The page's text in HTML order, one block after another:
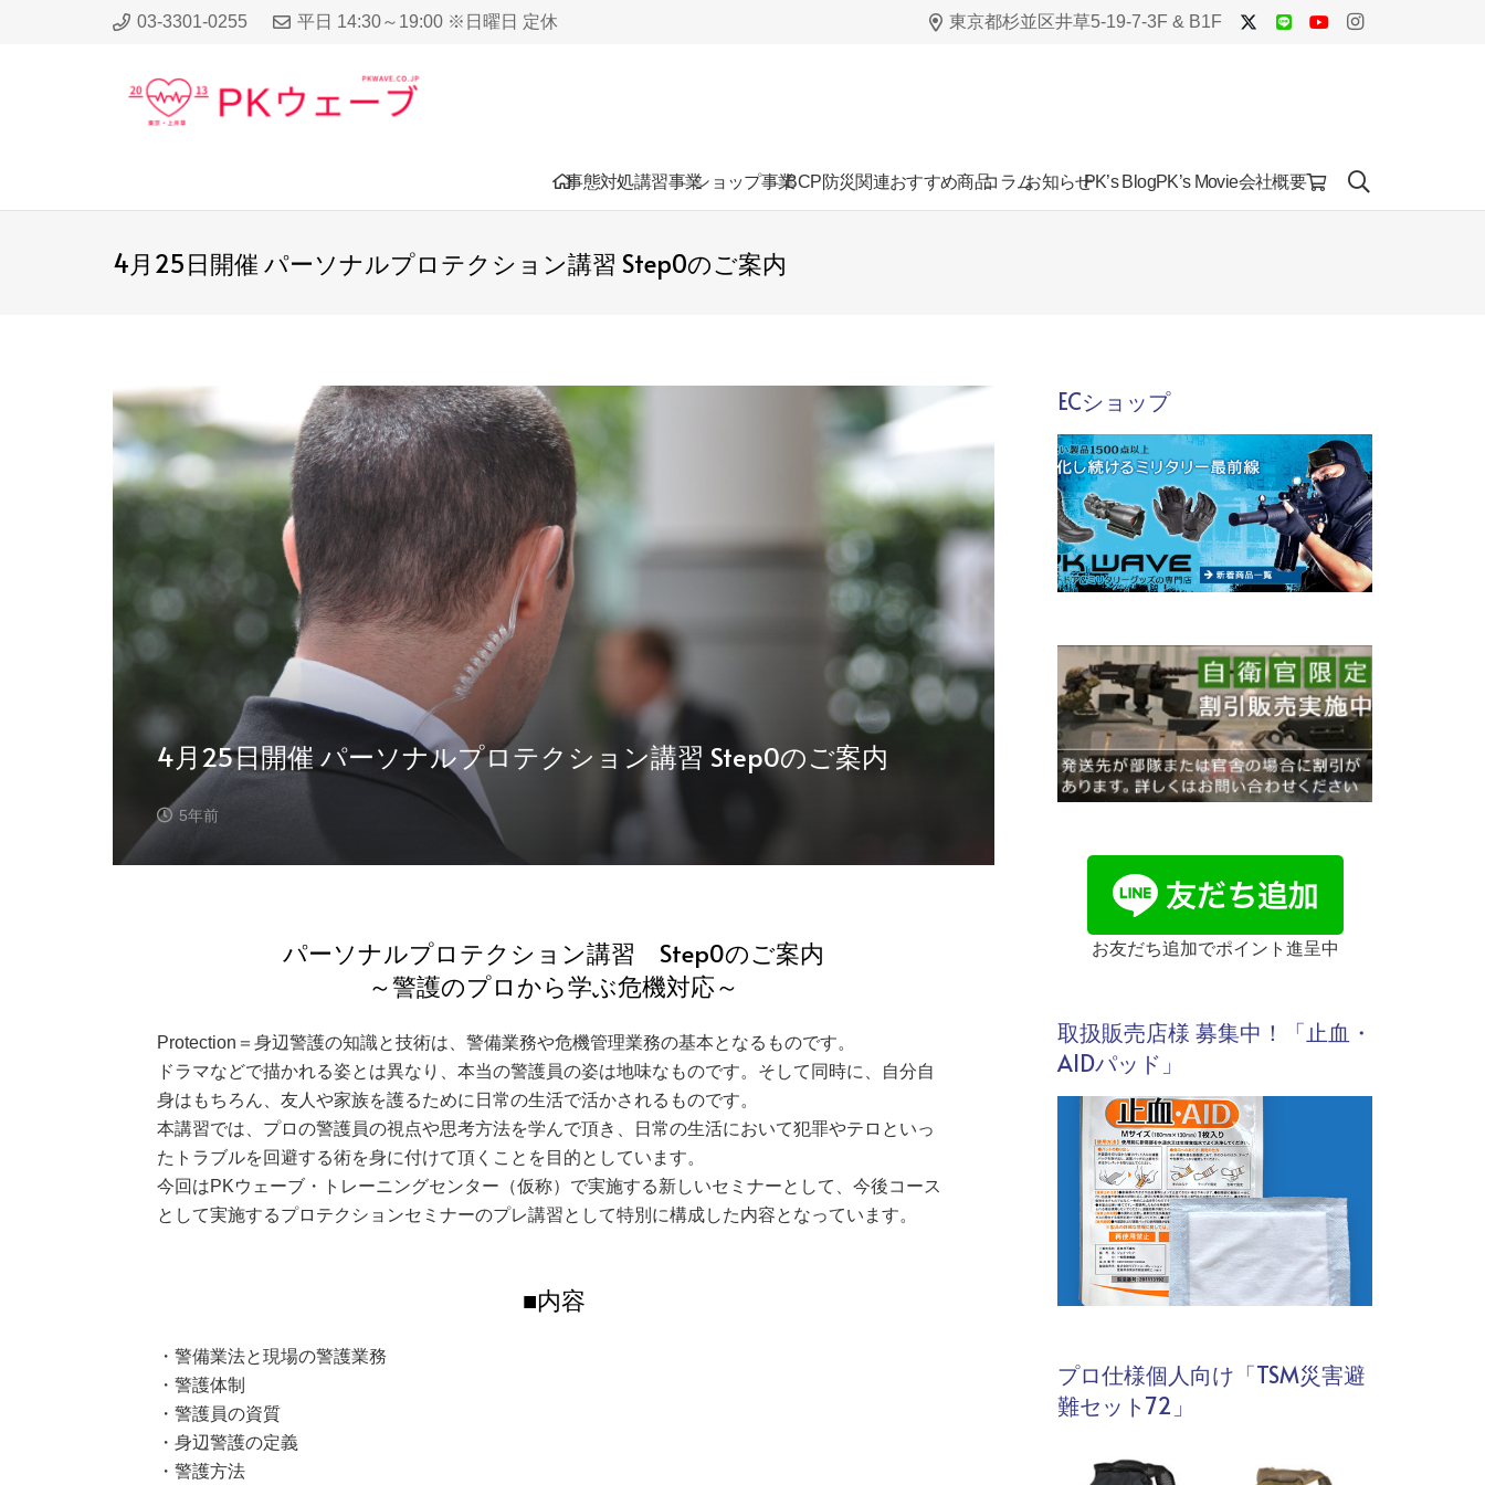
03-3301-0255 平日 14:30～19:00 ※日曜日 定休 東京都杉並区井草5-19-7-3F & B1F
事態対処講習事業ショップ事業BCP防災関連おすすめ商品コラムお知らせPK’s BlogPK’s Movie会社概要
4月25日開催 パーソナルプロテクション講習 Step0のご案内
4月25日開催 パーソナルプロテクション講習 Step0のご案内
5年前
パーソナルプロテクション講習 Step0のご案内
～警護のプロから学ぶ危機対応～
Protection＝身辺警護の知識と技術は、警備業務や危機管理業務の基本となるものです。
ドラマなどで描かれる姿とは異なり、本当の警護員の姿は地味なものです。そして同時に、自分自
身はもちろん、友人や家族を護るために日常の生活で活かされるものです。
本講習では、プロの警護員の視点や思考方法を学んで頂き、日常の生活において犯罪やテロといっ
たトラブルを回避する術を身に付けて頂くことを目的としています。
今回はPKウェーブ・トレーニングセンター（仮称）で実施する新しいセミナーとして、今後コース
として実施するプロテクションセミナーのプレ講習として特別に構成した内容となっています。
■内容
・警備業法と現場の警護業務
・警護体制
・警護員の資質
・身辺警護の定義
・警護方法
ECショップ
お友だち追加でポイント進呈中
取扱販売店様 募集中！「止血・
AIDパッド」
プロ仕様個人向け「TSM災害避
難セット72」